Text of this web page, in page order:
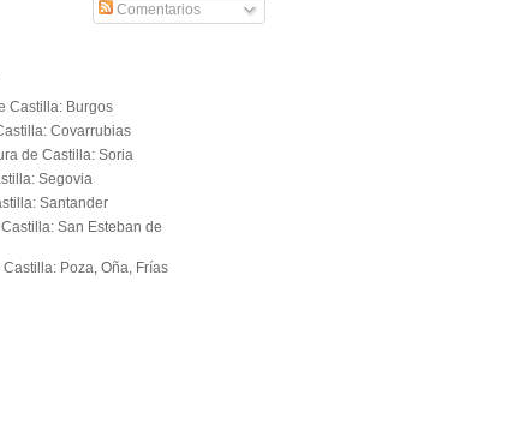
Comentarios
Castilla: Burgos
Covarrubias
de Castilla: Soria
Segovia
Santander
San Esteban de
Castilla: Poza, Oña, Frías